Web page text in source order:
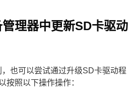
理器中更新SD卡驱动
也可以尝试通过升级SD卡驱动程
按照以下操作操作：